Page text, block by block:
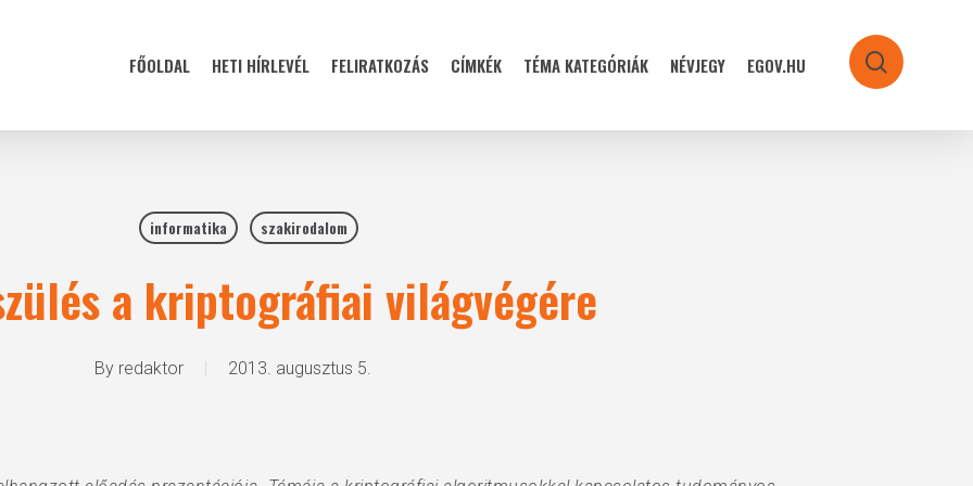
FŐOLDAL HETI HÍRLEVÉL FELIRATKOZÁS CÍMKÉK TÉMA KATEGÓRIÁK NÉVJEGY EGOV.HU search
informatika szakirodalom
a kriptográfiai világvégére
By redaktor 2013. augusztus 5.